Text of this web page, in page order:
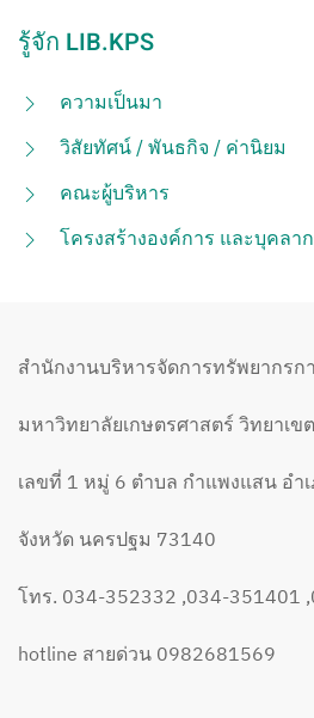
รู้จัก LIB.KPS
ความเป็นมา
วิสัยทัศน์ / พันธกิจ / ค่านิยม
คณะผู้บริหาร
โครงสร้างองค์การ และบุคลา
สำนักงานบริหารจัดการทรัพยากรก
มหาวิทยาลัยเกษตรศาสตร์ วิทยาเข
เลขที่ 1 หมู่ 6 ตำบล กำแพงแสน อำ
จังหวัด นครปฐม 73140
โทร. 034-352332 ,034-351401
hotline สายด่วน 0982681569